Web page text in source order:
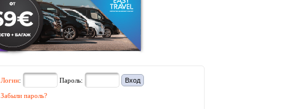
Логин: Пароль:
Забыли пароль?